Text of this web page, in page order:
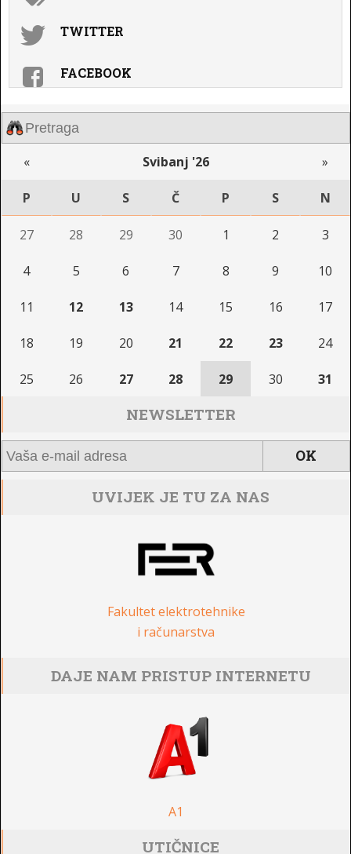
TWITTER
FACEBOOK
« Svibanj '26 »
P U S Č P S N
27 28 29 30 1 2 3
4 5 6 7 8 9 10
11 12 13 14 15 16 17
18 19 20 21 22 23 24
25 26 27 28 29 30 31
NEWSLETTER
UVIJEK JE TU ZA NAS
Fakultet elektrotehnike
i računarstva
DAJE NAM PRISTUP INTERNETU
A1
UTIČNICE